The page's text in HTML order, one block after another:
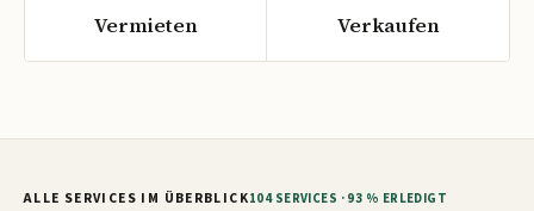
Vermieten Verkaufen
ALLE SERVICES IM ÜBERBLICK104 SERVICES · 93 % ERLEDIGT